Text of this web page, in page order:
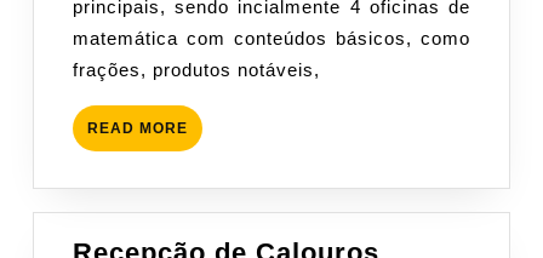
principais, sendo incialmente 4 oficinas de
matemática com conteúdos básicos, como
frações, produtos notáveis,
READ MORE READ
MORE